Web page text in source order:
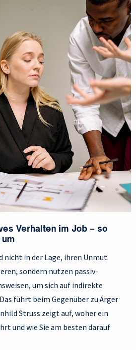
Verhalten im Job – so
nicht in der Lage, ihren Unmut
sondern nutzen passiv-
um sich auf indirekte
führt beim Gegenüber zu Ärger
Struss zeigt auf, woher ein
und wie Sie am besten darauf